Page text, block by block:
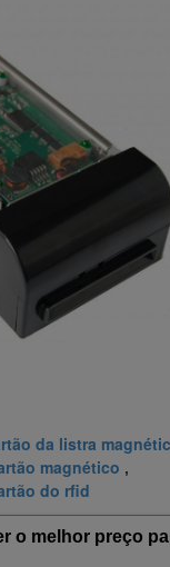
da listra
magnético ,
do rfid
o melhor preço